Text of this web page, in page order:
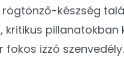
készség
fokos izzó szenvedély.